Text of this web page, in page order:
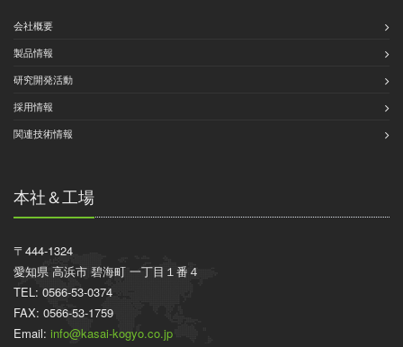
会社概要
製品情報
研究開発活動
採用情報
関連技術情報
本社＆工場
〒444-1324
愛知県 高浜市 碧海町 一丁目１番４
TEL: 0566-53-0374
FAX: 0566-53-1759
Email: info@kasai-kogyo.co.jp